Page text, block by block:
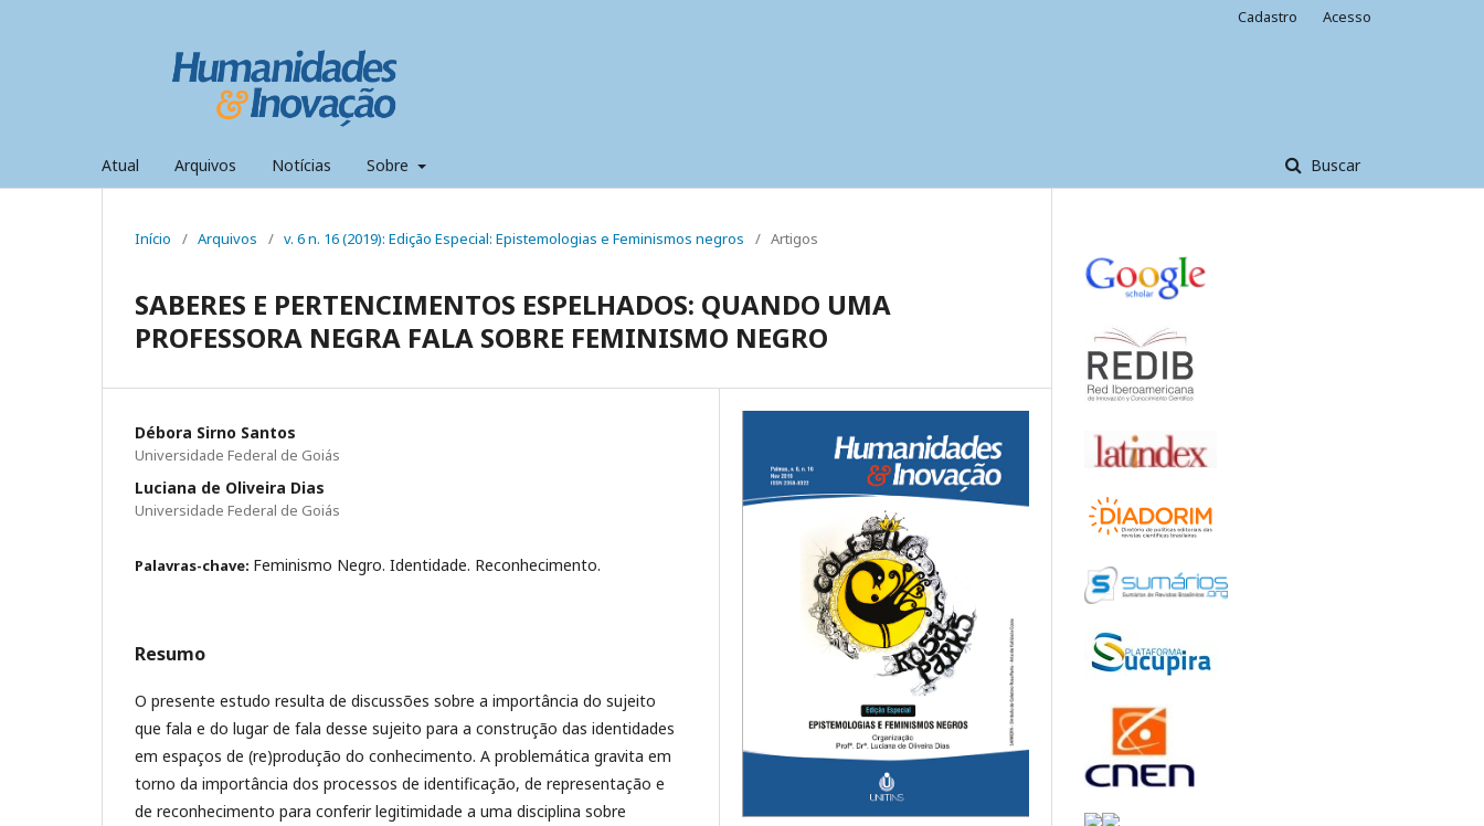
Atual Arquivos Notícias Sobre Buscar
Cadastro Acesso
Início / Arquivos / v. 6 n. 16 (2019): Edição Especial: Epistemologias e Feminismos negros / Artigos
SABERES E PERTENCIMENTOS ESPELHADOS: QUANDO UMA
PROFESSORA NEGRA FALA SOBRE FEMINISMO NEGRO
Débora Sirno Santos
Universidade Federal de Goiás
Luciana de Oliveira Dias
Universidade Federal de Goiás
Palavras-chave: Feminismo Negro. Identidade. Reconhecimento.
Resumo
O presente estudo resulta de discussões sobre a importância do sujeito
que fala e do lugar de fala desse sujeito para a construção das identidades
em espaços de (re)produção do conhecimento. A problemática gravita em
torno da importância dos processos de identificação, de representação e
de reconhecimento para conferir legitimidade a uma disciplina sobre